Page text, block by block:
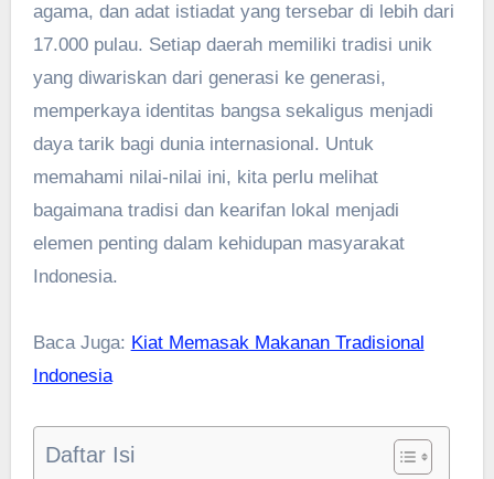
agama, dan adat istiadat yang tersebar di lebih dari
17.000 pulau. Setiap daerah memiliki tradisi unik
yang diwariskan dari generasi ke generasi,
memperkaya identitas bangsa sekaligus menjadi
daya tarik bagi dunia internasional. Untuk
memahami nilai-nilai ini, kita perlu melihat
bagaimana tradisi dan kearifan lokal menjadi
elemen penting dalam kehidupan masyarakat
Indonesia.
Baca Juga: Kiat Memasak Makanan Tradisional
Indonesia
Daftar Isi